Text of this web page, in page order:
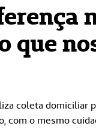
que
coleta domiciliar
com o mesmo